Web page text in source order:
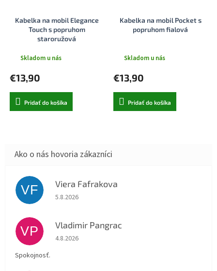
Kabelka na mobil Elegance
Touch s popruhom
staroružová
Skladom u nás
€13,90
Pridať do košíka
Kabelka na mobil Pocket s
popruhom fialová
Skladom u nás
€13,90
Pridať do košíka
VF Viera Fafrakova
Hodnotenie obchodu je 5 z 5 hviezdičiek.
5.8.2026
VP Vladimir Pangrac
Hodnotenie obchodu je 5 z 5 hviezdičiek.
4.8.2026
Spokojnosť.